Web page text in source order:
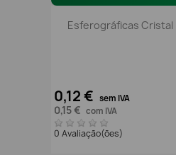
Esferográficas Cristal
0,12 € sem IVA
0,15 € com IVA
0 Avaliação(ões)